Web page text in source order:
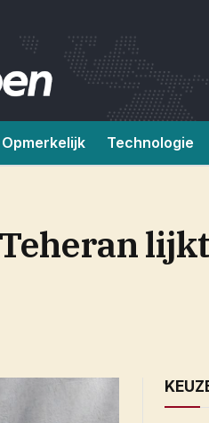
Opmerkelijk Technologie
lijkt